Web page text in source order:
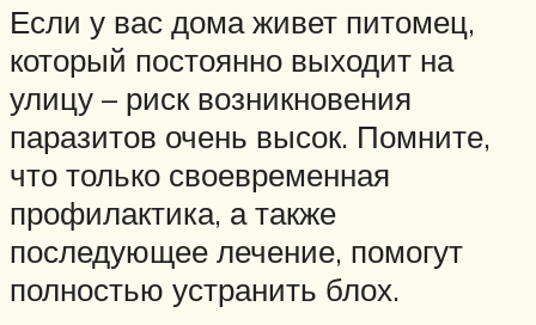
Если у вас дома живет питомец,
который постоянно выходит на
улицу – риск возникновения
паразитов очень высок. Помните,
что только своевременная
профилактика, а также
последующее лечение, помогут
полностью устранить блох.